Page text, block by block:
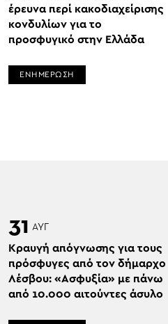
έρευνα περί κακοδιαχείρισης
κονδυλίων για το
προσφυγικό στην Ελλάδα
ΕΝΗΜΕΡΩΣΗ
31 ΑΥΓ
Κραυγή απόγνωσης για τους
πρόσφυγες από τον δήμαρχο
Λέσβου: «Ασφυξία» με πάνω
από 10.000 αιτούντες άσυλο